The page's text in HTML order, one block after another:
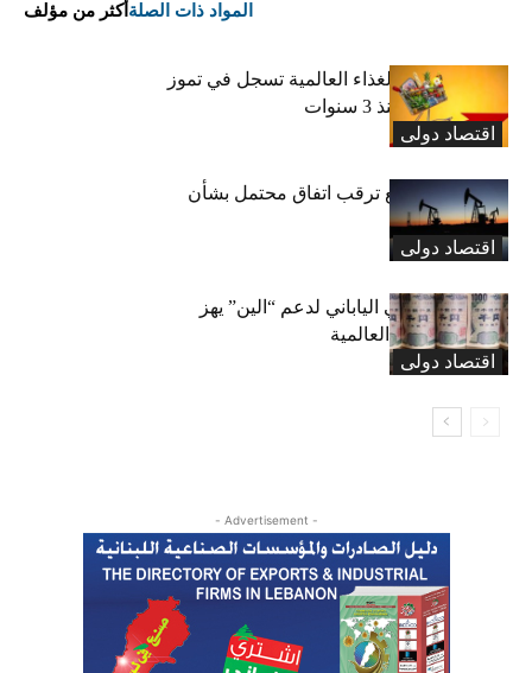
المواد ذات الصلة أكثر من مؤلف
اقتصاد دولی
“الفاو”: أسعار الغذاء العالمية تسجل في تموز
أعلى مستوى منذ 3 سنوات
اقتصاد دولی
النفط يتراجع مع ترقب اتفاق محتمل بشأن
مضيق هرمز
اقتصاد دولی
التدخل الأميركي الياباني لدعم “الين” يهز
أسواق العملات العالمية
- Advertisement -